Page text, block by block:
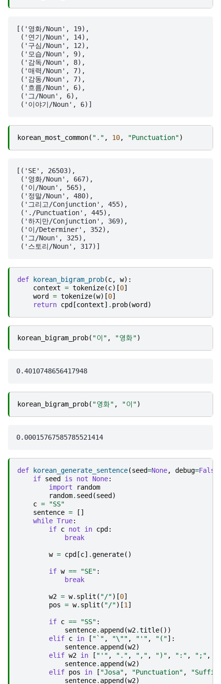
[('영화/Noun', 19),
('연기/Noun', 14),
('구심/Noun', 12),
('모습/Noun', 9),
('감독/Noun', 8),
('매력/Noun', 7),
('감동/Noun', 7),
('흐름/Noun', 6),
('그/Noun', 6),
korean_most_common( "." , 10, "Punctuation")
[('SE', 26503),
('영화/Noun', 667),
('이/Noun', 565),
('정말/Noun', 480),
('그리고/Conjunction', 455),
('./Punctuation', 445),
('하지만/Conjunction', 369),
('이/Determiner', 352),
('그/Noun', 325),
def korean_bigram_prob(c, w):
context = tokenize(c)[0]
word = tokenize(w)[0]
return cpd[context] . prob(word)
korean_bigram_prob( "이" , "영화")
korean_bigram_prob( "영화" , "이")
def korean_generate_sentence(seed=None, debug=False
if seed is not None:
import
random
random. seed(seed)
c =
"SS"
sentence =
[]
while True:
if c not in cpd:
break
w = cpd[c] .generate()
if w == "SE" :
break
w2 = w. split ( "/")[0]
pos = w. split ( "/")[1 ]
if c == "SS" :
sentence. append(w2.title())
elif c in [ "`" , "\"" , "'" , "("]:
sentence. append(w2)
elif w2 in [ "'" , "." , "," , ")" , ":" , ";" ,
sentence. append(w2)
elif pos in [ "Josa" , "Punctuation" ,
sentence. append(w2)